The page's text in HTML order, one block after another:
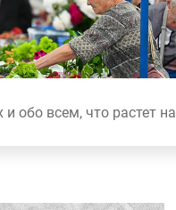
и обо всем, что растет на